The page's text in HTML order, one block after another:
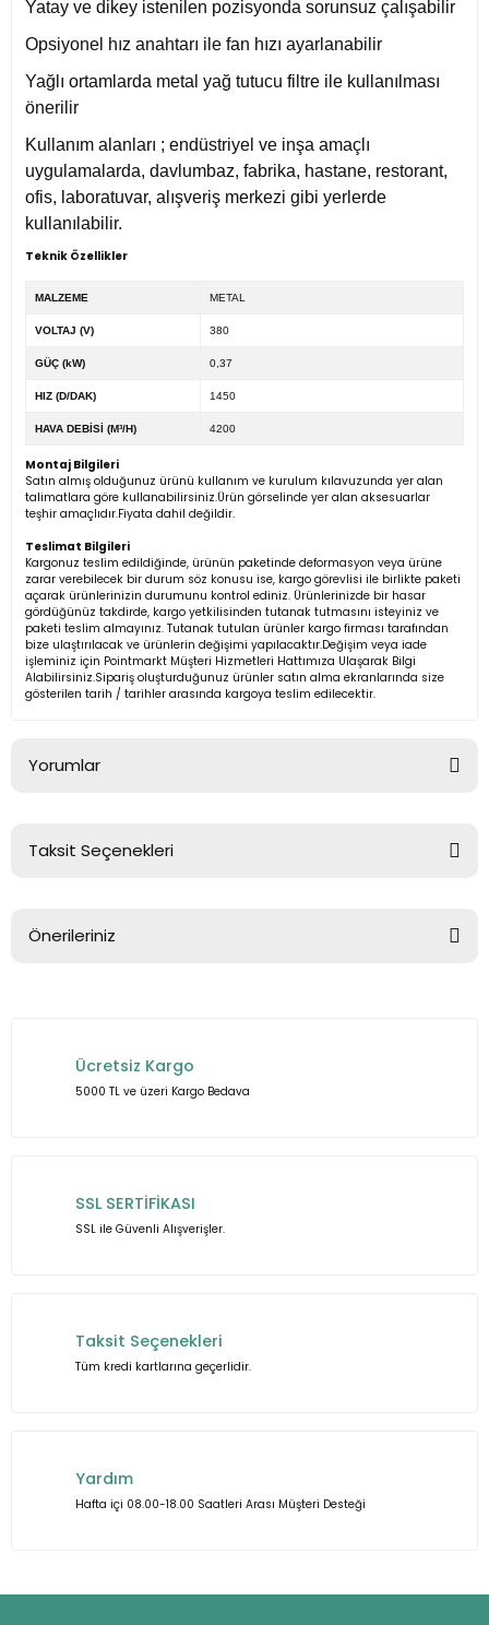
Yatay ve dikey istenilen pozisyonda sorunsuz çalışabilir
Opsiyonel hız anahtarı ile fan hızı ayarlanabilir
Yağlı ortamlarda metal yağ tutucu filtre ile kullanılması
önerilir
Kullanım alanları ; endüstriyel ve inşa amaçlı
uygulamalarda, davlumbaz, fabrika, hastane, restorant,
ofis, laboratuvar, alışveriş merkezi gibi yerlerde
kullanılabilir.
Teknik Özellikler
MALZEME METAL
VOLTAJ (V) 380
GÜÇ (kW) 0,37
HIZ (D/DAK) 1450
HAVA DEBİSİ (M³/H) 4200
Montaj Bilgileri
Satın almış olduğunuz ürünü kullanım ve kurulum kılavuzunda yer alan
talimatlara göre kullanabilirsiniz.Ürün görselinde yer alan aksesuarlar
teşhir amaçlıdır.Fiyata dahil değildir.
Teslimat Bilgileri
Kargonuz teslim edildiğinde, ürünün paketinde deformasyon veya ürüne
zarar verebilecek bir durum söz konusu ise, kargo görevlisi ile birlikte paketi
açarak ürünlerinizin durumunu kontrol ediniz. Ürünlerinizde bir hasar
gördüğünüz takdirde, kargo yetkilisinden tutanak tutmasını isteyiniz ve
paketi teslim almayınız. Tutanak tutulan ürünler kargo firması tarafından
bize ulaştırılacak ve ürünlerin değişimi yapılacaktır.Değişim veya iade
işleminiz için Pointmarkt Müşteri Hizmetleri Hattımıza Ulaşarak Bilgi
Alabilirsiniz.Sipariş oluşturduğunuz ürünler satın alma ekranlarında size
gösterilen tarih / tarihler arasında kargoya teslim edilecektir.
Yorumlar
Taksit Seçenekleri
Önerileriniz
Görüş ve önerileriniz için teşekkür ederiz.
Ürün fiyatı diğer sitelerden daha pahalı.
Ücretsiz Kargo
5000 TL ve üzeri Kargo Bedava
SSL SERTİFİKASI
SSL ile Güvenli Alışverişler.
Taksit Seçenekleri
Tüm kredi kartlarına geçerlidir.
Yardım
Hafta içi 08.00-18.00 Saatleri Arası Müşteri Desteği